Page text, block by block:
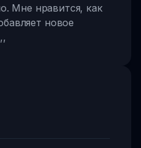
Мне нравится, как
новое
,,